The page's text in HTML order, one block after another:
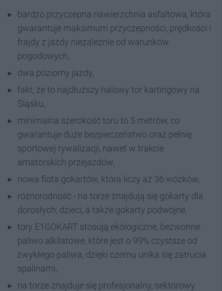
bardzo przyczepna nawierzchnia asfaltowa, która
gwarantuje maksimum przyczepności, prędkości i
frajdy z jazdy niezależnie od warunków
pogodowych,
dwa poziomy jazdy,
fakt, że to najdłuższy halowy tor kartingowy na
Śląsku,
minimalna szerokość toru to 5 metrów, co
gwarantuje duże bezpieczeństwo oraz pełnię
sportowej rywalizacji, nawet w trakcie
amatorskich przejazdów,
nowa flota gokartów, która liczy aż 36 wózków,
różnorodność - na torze znajdują się gokarty dla
dorosłych, dzieci, a także gokarty podwójne,
tory E1GOKART stosują ekologiczne, bezwonne
paliwo alkilatowe, które jest o 99% czystsze od
zwykłego paliwa, dzięki czemu unika się zatrucia
spalinami,
na torze znajduje się profesjonalny, sektorowy